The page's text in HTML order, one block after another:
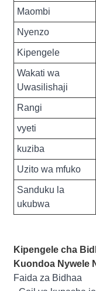
Maombi
Nyenzo
Kipengele
Wakati wa
Uwasilishaji
Rangi
vyeti
kuziba
Uzito wa mfuko
Sanduku la
ukubwa
Kipengele cha
Kuondoa Nywele
Faida za Bidhaa